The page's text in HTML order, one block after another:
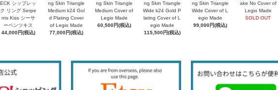
ECK シップレッ
ク リング Serpe
nts Kiss シーサ
ーペンツキス
44,000円(税込)
ng Skin Triangle
Medium k24 Gol
d Plating Cover
of Legio Made
77,000円(税込)
ng Skin Triangle
Medium Cover of
Legio Made
60,500円(税込)
ng Skin Triangle
Wide k24 Gold P
lating Cover of L
egio Made
115,500円(税込)
ng Skin Triangle
Wide Cover of L
egio Made
99,000円(税込)
ake No Cover of
Legio Made
SOLD OUT